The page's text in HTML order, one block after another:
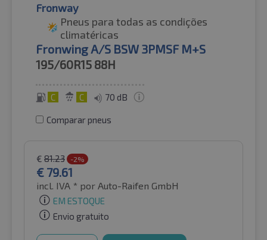
Fronway
Pneus para todas as condições
climatéricas
Fronwing A/S BSW 3PMSF M+S
195/60R15 88H
C C 70 dB
Comparar pneus
€ 81.23 -2%
€ 79.61
incl. IVA * por Auto-Raifen GmbH
EM ESTOQUE
Envio gratuito